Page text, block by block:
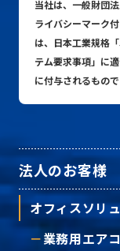
当社は、一般財団
ライバシーマーク
は、日本工業規格
テム要求事項」に
に付与されるもので
法人のお客様
オフィスソリ
業務用エア